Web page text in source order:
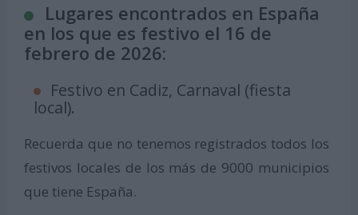
Lugares encontrados en España
en los que es festivo el 16 de
febrero de 2026:
Festivo en Cadiz, Carnaval (fiesta
local).
Recuerda que no tenemos registrados todos los
festivos locales de los más de 9000 municipios
que tiene España.